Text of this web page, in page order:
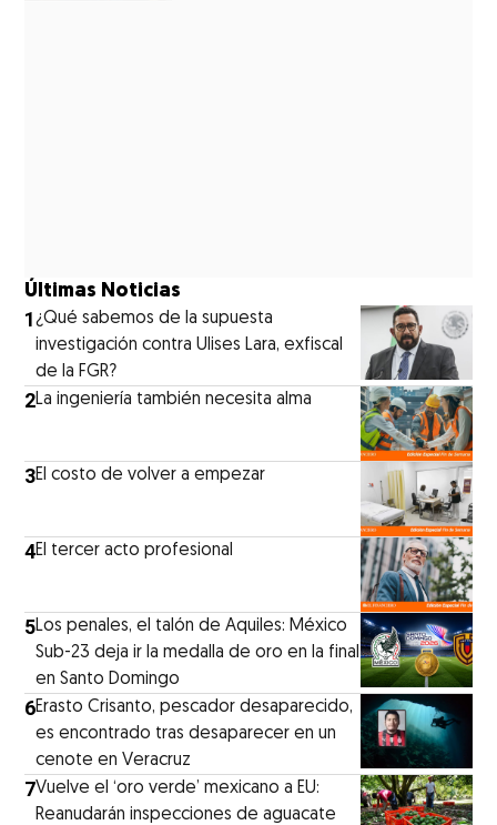
Últimas Noticias
1¿Qué sabemos de la supuesta
investigación contra Ulises Lara, exfiscal
de la FGR?
2La ingeniería también necesita alma
3El costo de volver a empezar
4El tercer acto profesional
5Los penales, el talón de Aquiles: México
Sub-23 deja ir la medalla de oro en la final
en Santo Domingo
6Erasto Crisanto, pescador desaparecido,
es encontrado tras desaparecer en un
cenote en Veracruz
7Vuelve el ‘oro verde’ mexicano a EU:
Reanudarán inspecciones de aguacate